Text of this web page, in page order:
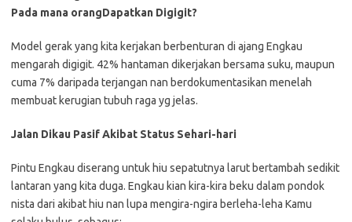
Pada mana orangDapatkan Digigit?
Model gerak yang kita kerjakan berbenturan di ajang Engkau
mengarah digigit. 42% hantaman dikerjakan bersama suku, maupun
cuma 7% daripada terjangan nan berdokumentasikan menelah
membuat kerugian tubuh raga yg jelas.
Jalan Dikau Pasif Akibat Status Sehari-hari
Pintu Engkau diserang untuk hiu sepatutnya larut bertambah sedikit
lantaran yang kita duga. Engkau kian kira-kira beku dalam pondok
nista dari akibat hiu nan lupa mengira-ngira berleha-leha Kamu